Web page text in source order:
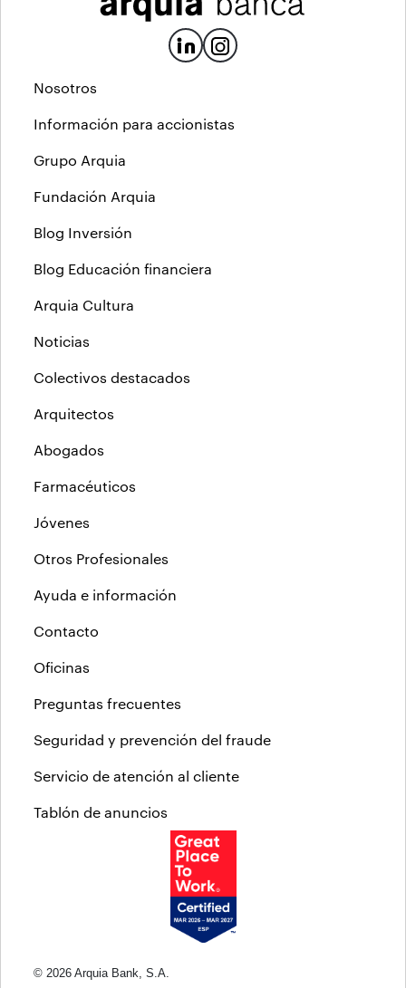
Nosotros
Información para accionistas
Grupo Arquia
Fundación Arquia
Blog Inversión
Blog Educación financiera
Arquia Cultura
Noticias
Colectivos destacados
Arquitectos
Abogados
Farmacéuticos
Jóvenes
Otros Profesionales
Ayuda e información
Contacto
Oficinas
Preguntas frecuentes
Seguridad y prevención del fraude
Servicio de atención al cliente
Tablón de anuncios
© 2026 Arquia Bank, S.A.